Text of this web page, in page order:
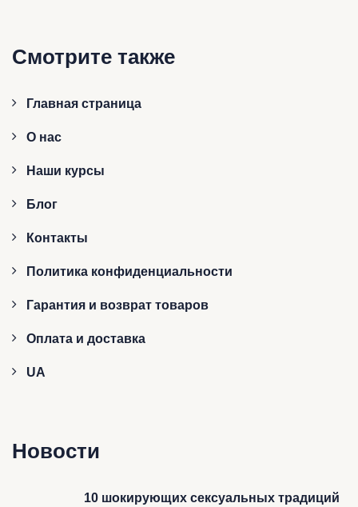
Смотрите также
Главная страница
О нас
Наши курсы
Блог
Контакты
Политика конфиденциальности
Гарантия и возврат товаров
Оплата и доставка
UA
Новости
10 шокирующих сексуальных традиций